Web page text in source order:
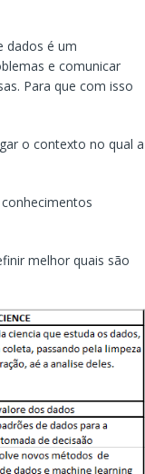
dados é um
e comunicar
Para que com isso
o contexto no qual a
melhor quais são